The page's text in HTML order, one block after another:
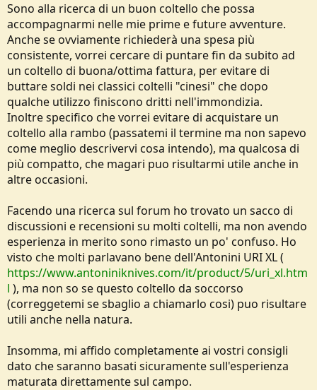
Sono alla ricerca di un buon coltello che possa
accompagnarmi nelle mie prime e future avventure.
Anche se ovviamente richiederà una spesa più
consistente, vorrei cercare di puntare fin da subito ad
un coltello di buona/ottima fattura, per evitare di
buttare soldi nei classici coltelli "cinesi" che dopo
qualche utilizzo finiscono dritti nell'immondizia.
Inoltre specifico che vorrei evitare di acquistare un
coltello alla rambo (passatemi il termine ma non sapevo
come meglio descrivervi cosa intendo), ma qualcosa di
più compatto, che magari puo risultarmi utile anche in
altre occasioni.
Facendo una ricerca sul forum ho trovato un sacco di
discussioni e recensioni su molti coltelli, ma non avendo
esperienza in merito sono rimasto un po' confuso. Ho
visto che molti parlavano bene dell'Antonini URI XL (
https://www.antoniniknives.com/it/product/5/uri_xl.htm
l ), ma non so se questo coltello da soccorso
(correggetemi se sbaglio a chiamarlo cosi) puo risultare
utili anche nella natura.
Insomma, mi affido completamente ai vostri consigli
dato che saranno basati sicuramente sull'esperienza
maturata direttamente sul campo.